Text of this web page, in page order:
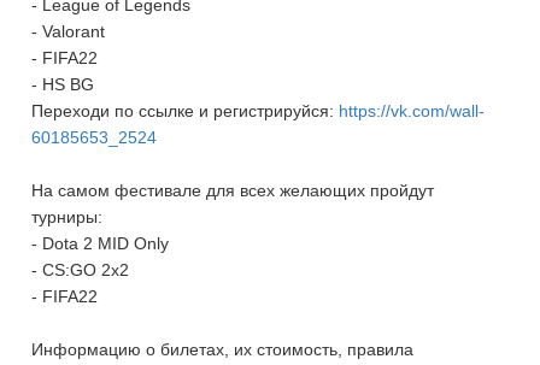
- League of Legends
- Valorant
- FIFA22
- HS BG
Переходи по ссылке и регистрируйся: https://vk.com/wall-
60185653_2524
На самом фестивале для всех желающих пройдут
турниры:
- Dota 2 MID Only
- CS:GO 2x2
- FIFA22
Информацию о билетах, их стоимость, правила